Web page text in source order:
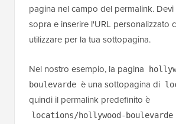
pagina nel campo del permalink.
sopra e inserire l'URL personalizzato
utilizzare per la tua sottopagina.
Nel nostro esempio, la pagina
boulevarde è una sottopagina di
quindi il permalink predefinito è
locations/hollywood-boulevarde